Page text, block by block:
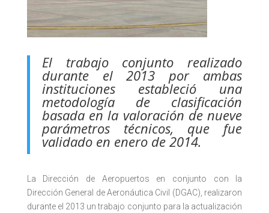
El trabajo conjunto realizado
durante el 2013 por ambas
instituciones estableció una
metodología de clasificación
basada en la valoración de nueve
parámetros técnicos, que fue
validado en enero de 2014.
La Dirección de Aeropuertos en conjunto con la
Dirección General de Aeronáutica Civil (DGAC), realizaron
durante el 2013 un trabajo conjunto para la actualización